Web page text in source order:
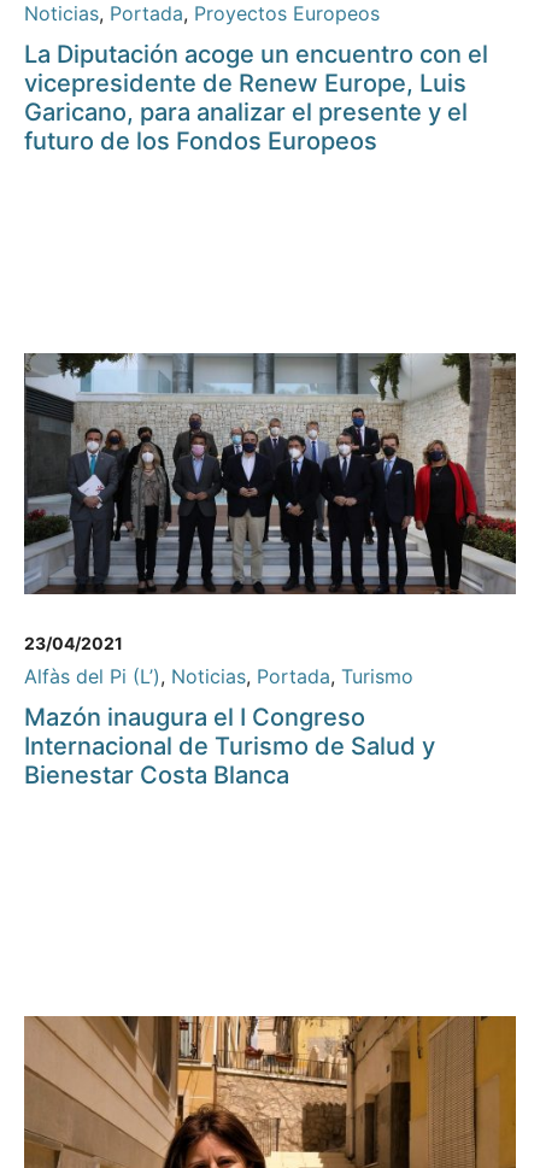
Noticias, Portada, Proyectos Europeos
La Diputación acoge un encuentro con el
vicepresidente de Renew Europe, Luis
Garicano, para analizar el presente y el
futuro de los Fondos Europeos
23/04/2021
Alfàs del Pi (L’), Noticias, Portada, Turismo
Mazón inaugura el I Congreso
Internacional de Turismo de Salud y
Bienestar Costa Blanca